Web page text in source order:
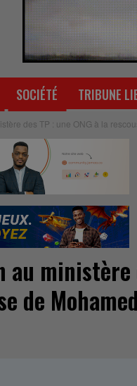
SOCIÉTÉ TRIBUNE
des TP : une ONG à la
ministère
de